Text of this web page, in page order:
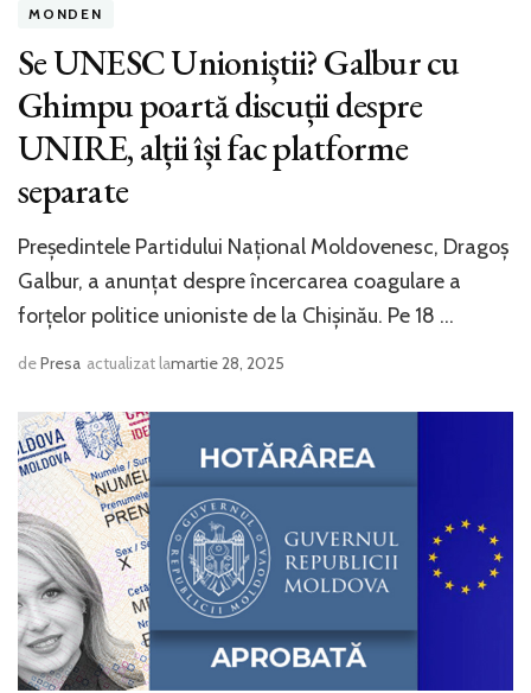
MONDEN
Se UNESC Unioniștii? Galbur cu
Ghimpu poartă discuții despre
UNIRE, alții își fac platforme
separate
Președintele Partidului Național Moldovenesc, Dragoș
Galbur, a anunțat despre încercarea coagulare a
forțelor politice unioniste de la Chișinău. Pe 18 …
dePresa actualizat lamartie 28, 2025